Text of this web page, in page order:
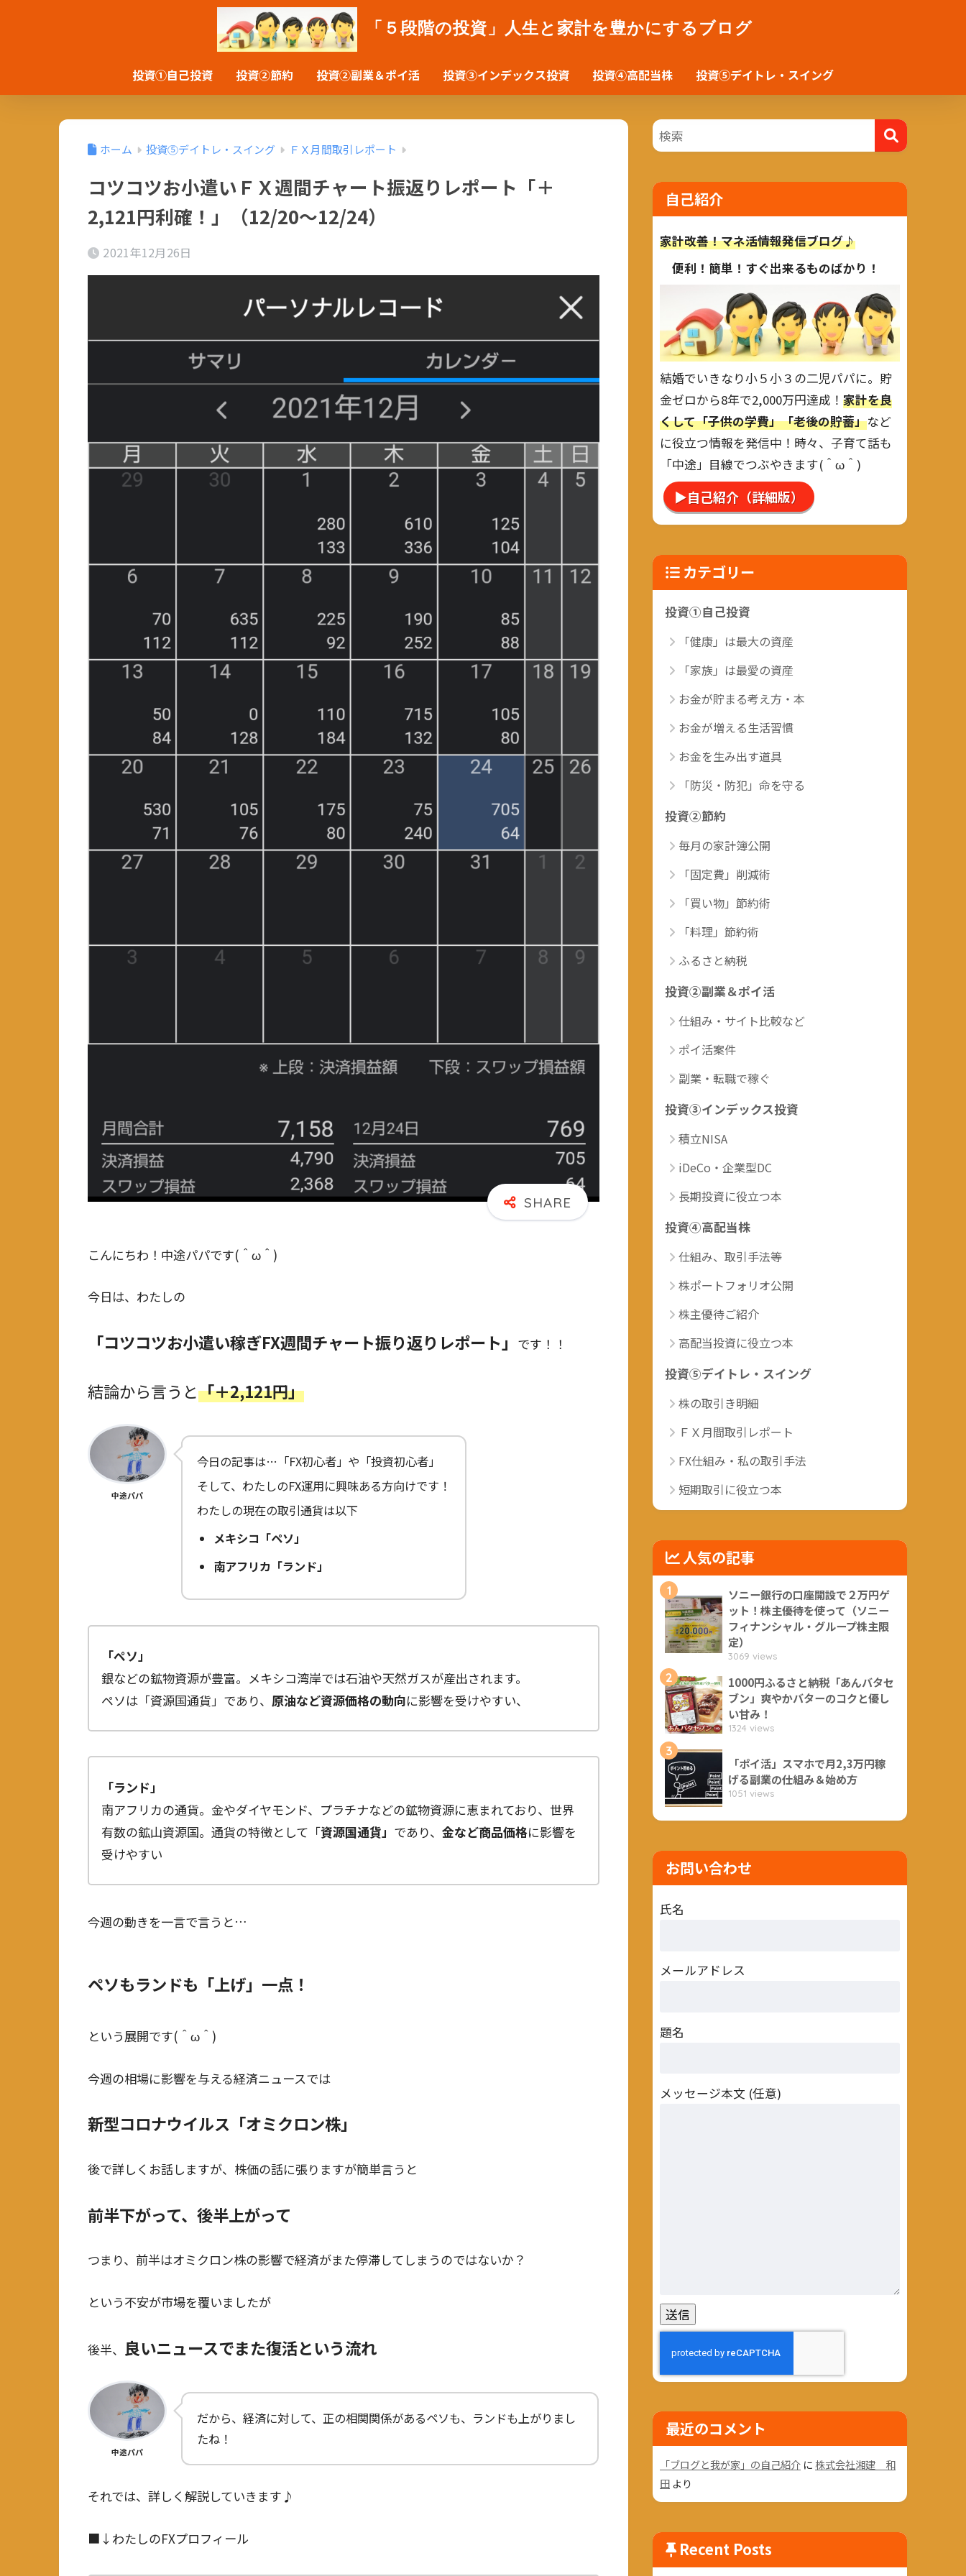
「５段階の投資」人生と家計を豊かにするブログ
投資①自己投資 投資②節約 投資②副業＆ポイ活 投資③インデックス投資 投資④高配当株 投資⑤デイトレ・スイング
ホーム 投資⑤デイトレ・スイング ＦＸ月間取引レポート
コツコツお小遣いＦＸ週間チャート振返りレポート「＋
2,121円利確！」（12/20～12/24）
2021年12月26日
こんにちわ！中途パパです(＾ω＾)
今日は、わたしの
「コツコツお小遣い稼ぎFX週間チャート振り返りレポート」 です！！
結論から言うと「＋2,121円」
中途パパ
今日の記事は…「FX初心者」や「投資初心者」
そして、わたしのFX運用に興味ある方向けです！
わたしの現在の取引通貨は以下
メキシコ「ペソ」
南アフリカ「ランド」
「ペソ」
銀などの鉱物資源が豊富。メキシコ湾岸では石油や天然ガスが産出されます。
ペソは「資源国通貨」であり、原油など資源価格の動向に影響を受けやすい、
「ランド」
南アフリカの通貨。金やダイヤモンド、プラチナなどの鉱物資源に恵まれており、世界
有数の鉱山資源国。通貨の特徴として「資源国通貨」 であり、金など商品価格に影響を
受けやすい
今週の動きを一言で言うと…
ペソもランドも「上げ」一点！
という展開です(＾ω＾)
今週の相場に影響を与える経済ニュースでは
新型コロナウイルス「オミクロン株」
後で詳しくお話しますが、株価の話に張りますが簡単言うと
前半下がって、後半上がって
つまり、前半はオミクロン株の影響で経済がまた停滞してしまうのではないか？
という不安が市場を覆いましたが
後半、 良いニュースでまた復活という流れ
中途パパ
だから、経済に対して、正の相関関係があるペソも、ランドも上がりまし
たね！
それでは、詳しく解説していきます♪
■↓わたしのFXプロフィール
自己紹介
家計改善！マネ活情報発信ブログ♪
便利！簡単！すぐ出来るものばかり！
結婚でいきなり小５小３の二児パパに。貯
金ゼロから8年で2,000万円達成！ 家計を良
くして「子供の学費」「老後の貯蓄」など
に役立つ情報を発信中！時々、子育て話も
「中途」目線でつぶやきます(＾ω＾)
▶自己紹介（詳細版）
カテゴリー
投資①自己投資
「健康」は最大の資産
「家族」は最愛の資産
お金が貯まる考え方・本
お金が増える生活習慣
お金を生み出す道具
「防災・防犯」命を守る
投資②節約
毎月の家計簿公開
「固定費」削減術
「買い物」節約術
「料理」節約術
ふるさと納税
投資②副業＆ポイ活
仕組み・サイト比較など
ポイ活案件
副業・転職で稼ぐ
投資③インデックス投資
積立NISA
iDeCo・企業型DC
長期投資に役立つ本
投資④高配当株
仕組み、取引手法等
株ポートフォリオ公開
株主優待ご紹介
高配当投資に役立つ本
投資⑤デイトレ・スイング
株の取引き明細
ＦＸ月間取引レポート
FX仕組み・私の取引手法
短期取引に役立つ本
人気の記事
1
ソニー銀行の口座開設で２万円ゲ
ット！株主優待を使って（ソニー
フィナンシャル・グループ株主限
定）
3069 views
2
1000円ふるさと納税「あんバタセ
ブン」爽やかバターのコクと優し
い甘み！
1324 views
3
「ポイ活」スマホで月2,3万円稼
げる副業の仕組み＆始め方
1051 views
お問い合わせ
氏名
メールアドレス
題名
メッセージ本文 (任意)
最近のコメント
「ブログと我が家」の自己紹介 に株式会社湘建 和
田 より
Recent Posts